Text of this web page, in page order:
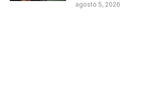
agosto 5, 2026